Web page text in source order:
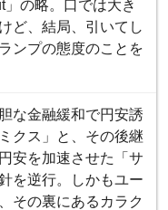
の略。口では大き
ど、結局、引いてし
ンプの態度のことを
な金融緩和で円安誘
クス」と、その後継
安を加速させた「サ
を逆行。しかもユー
その裏にあるカラク